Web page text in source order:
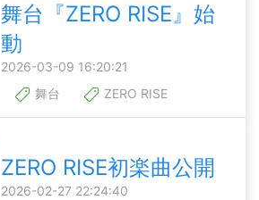
舞台『ZERO RISE』始
動
2026-03-09 16:20:21
舞台 ZERO RISE
ZERO RISE初楽曲公開
2026-02-27 22:24:40